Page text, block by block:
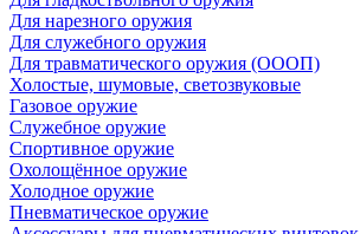
Для нарезного оружия
Для служебного оружия
Для травматического оружия (ОООП)
Холостые, шумовые, светозвуковые
Газовое оружие
Служебное оружие
Спортивное оружие
Охолощённое оружие
Холодное оружие
Пневматическое оружие